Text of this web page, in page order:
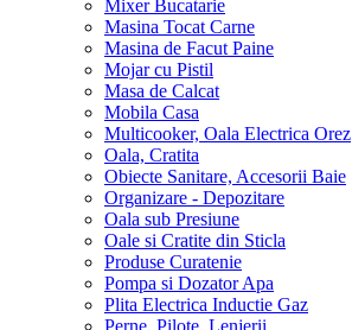
Mixer Bucatarie
Masina Tocat Carne
Masina de Facut Paine
Mojar cu Pistil
Masa de Calcat
Mobila Casa
Multicooker, Oala Electrica Orez
Oala, Cratita
Obiecte Sanitare, Accesorii Baie
Organizare - Depozitare
Oala sub Presiune
Oale si Cratite din Sticla
Produse Curatenie
Pompa si Dozator Apa
Plita Electrica Inductie Gaz
Perne, Pilote, Lenjerii